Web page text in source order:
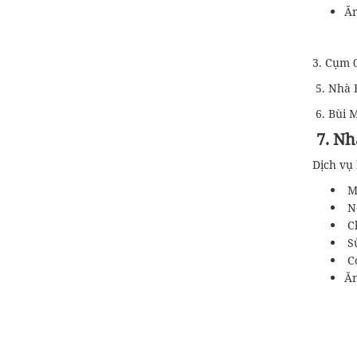
3. Cụm
5. Nhà
6. Bùi
7.
Dịch vụ